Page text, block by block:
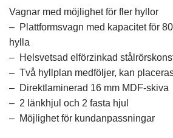
Vagnar med möjlighet för fler hyllor
– Plattformsvagn med kapacitet för
hylla
– Helsvetsad elförzinkad
– Två hyllplan medföljer, kan
– Direktlaminerad 16 mm MDF-skiva
– 2 länkhjul och 2 fasta hjul
– Möjlighet för kundanpassningar